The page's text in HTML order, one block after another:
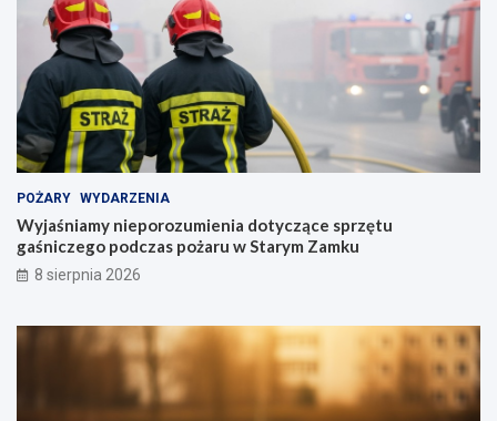
POŻARY WYDARZENIA
Wyjaśniamy nieporozumienia dotyczące sprzętu
gaśniczego podczas pożaru w Starym Zamku
8 sierpnia 2026